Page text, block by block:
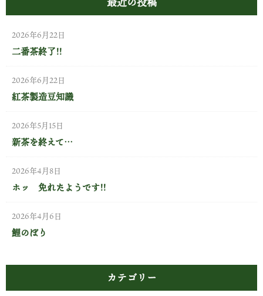
二番茶終了!!
2026年6月22日
紅茶製造豆知識
2026年6月22日
新茶を終えて…
2026年5月15日
ホッ 免れたようです!!
2026年4月8日
鯉のぼり
2026年4月6日
カテゴリー